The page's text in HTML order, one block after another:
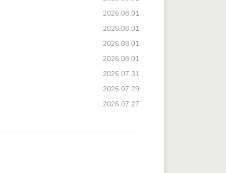
2026.08.01
2026.08.01
2026.08.01
2026.08.01
2026.07.31
2026.07.29
2026.07.27